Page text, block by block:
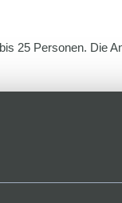
25 Personen. Die